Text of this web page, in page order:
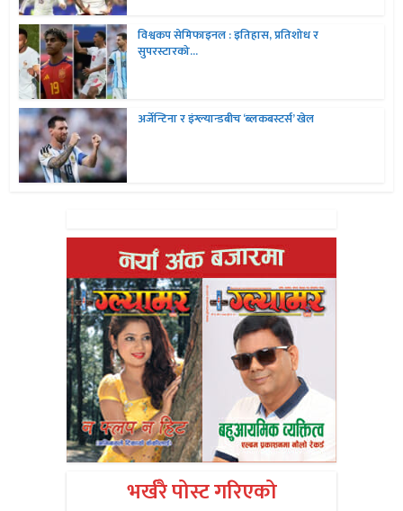
विश्वकप सेमिफाइनल : इतिहास, प्रतिशोध र
सुपरस्टारको...
अर्जेन्टिना र इंग्ल्यान्डबीच ‘ब्लकबस्टर्स’ खेल
भर्खरै पोस्ट गरिएको